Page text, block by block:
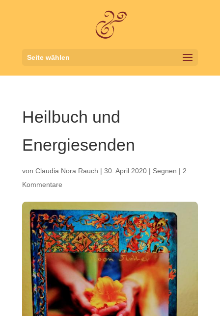
Seite wählen
Heilbuch und
Energiesenden
von Claudia Nora Rauch | 30. April 2020| Segnen | 2
Kommentare